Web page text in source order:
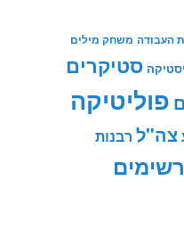
העבודה משחק מילים
סטיקרים
פוליטיקה
צה"ל רבנות